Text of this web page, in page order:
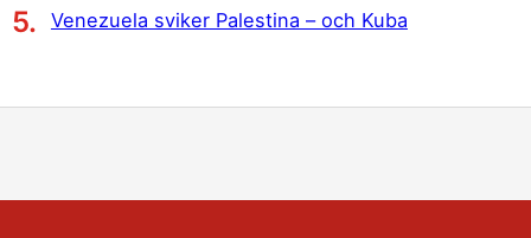
Venezuela sviker Palestina – och Kuba